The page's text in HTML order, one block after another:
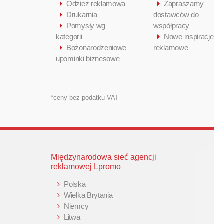
Odzież reklamowa
Drukarnia
Pomysły wg
kategorii
Bożonarodzeniowe
upominki biznesowe
*ceny bez podatku VAT
Zapraszamy
dostawców do
współpracy
Nowe inspiracje
reklamowe
Międzynarodowa sieć agencji
reklamowej Lpromo
Polska
Wielka Brytania
Niemcy
Litwa